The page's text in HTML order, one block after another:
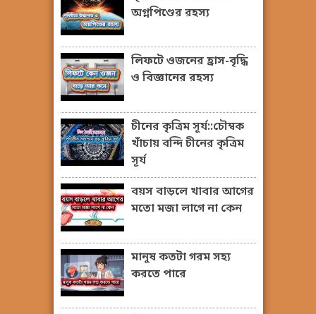
অগ্নপিণ্ডের রহস্য
লিফটে ওজনের হ্রাস-বৃদ্ধি
ও বিজ্ঞানের রহস্য
চীনের কৃত্রিম সূর্য::চৌম্বক
খাঁচায় বন্দি চীনের কৃত্রিম
সূর্য
বয়স বাড়লে খাবার আগের
মতো মজা লাগে না কেন
মানুষ কতটা গরম সহ্য
করতে পারে